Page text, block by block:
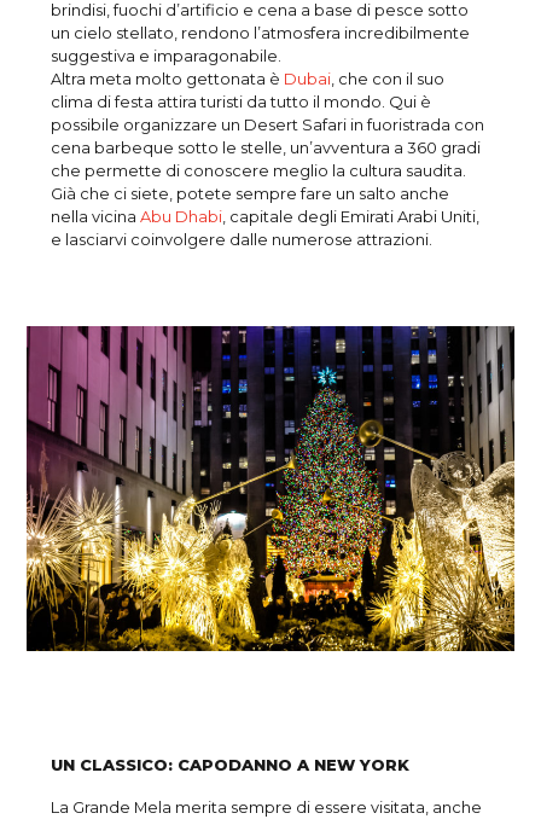
brindisi, fuochi d’artificio e cena a base di pesce sotto
un cielo stellato, rendono l’atmosfera incredibilmente
suggestiva e imparagonabile.
Altra meta molto gettonata è Dubai, che con il suo
clima di festa attira turisti da tutto il mondo. Qui è
possibile organizzare un Desert Safari in fuoristrada con
cena barbeque sotto le stelle, un’avventura a 360 gradi
che permette di conoscere meglio la cultura saudita.
Già che ci siete, potete sempre fare un salto anche
nella vicinaAbu Dhabi, capitale degli Emirati Arabi Uniti,
e lasciarvi coinvolgere dalle numerose attrazioni.
UN CLASSICO: CAPODANNO A NEW YORK
La Grande Mela merita sempre di essere visitata, anche